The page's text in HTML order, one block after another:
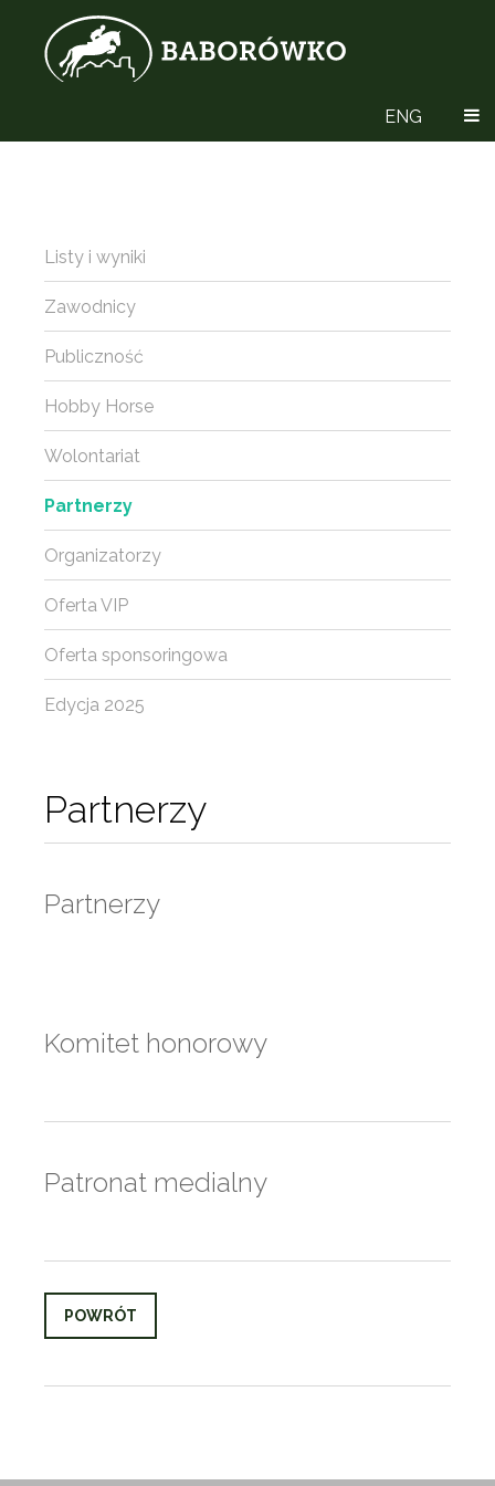
ENG
Partnerzy
Partnerzy
Komitet honorowy
Patronat medialny
POWRÓT
Listy i wyniki
Zawodnicy
Publiczność
Hobby Horse
Wolontariat
Partnerzy
Organizatorzy
Oferta VIP
Oferta sponsoringowa
Edycja 2025